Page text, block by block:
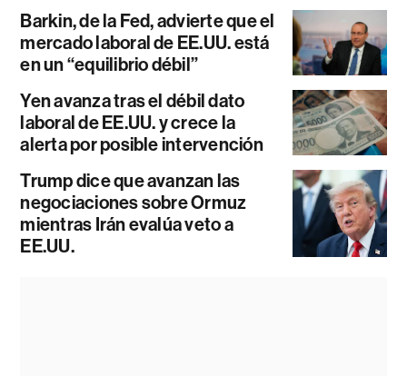
Barkin, de la Fed, advierte que el
mercado laboral de EE.UU. está
en un “equilibrio débil”
Yen avanza tras el débil dato
laboral de EE.UU. y crece la
alerta por posible intervención
Trump dice que avanzan las
negociaciones sobre Ormuz
mientras Irán evalúa veto a
EE.UU.